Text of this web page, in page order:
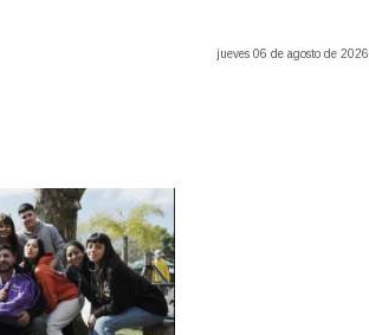
jueves 06 de agosto de 2026